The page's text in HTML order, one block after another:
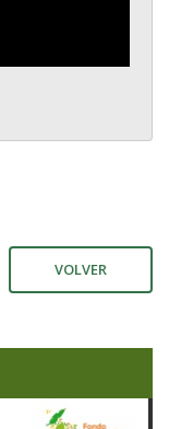
VOLVER